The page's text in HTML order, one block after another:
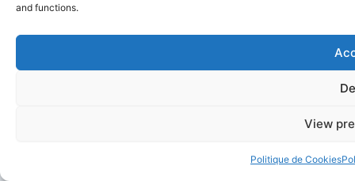
and functions.
View
Politique de Cookies